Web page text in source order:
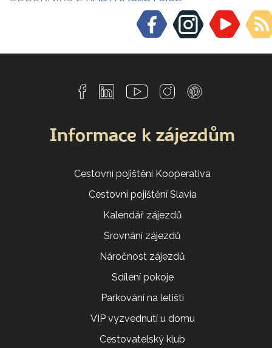
Informace k zájezdům
Cestovní pojištění Kooperativa
Cestovní pojištění Slavia
Kalendář zájezdů
Srovnání zájezdů
Náročnost zájezdů
Sdílení pokoje
Parkování na letišti
VIP vyzvednutí u domu
Cestovatelský klub